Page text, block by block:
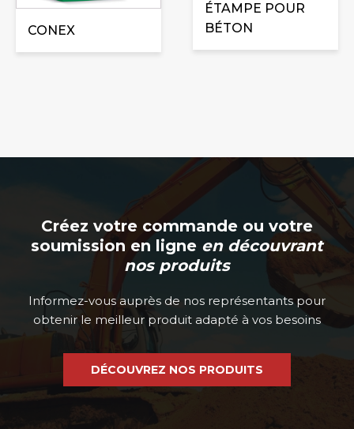
CONEX
ÉTAMPE POUR
BÉTON
Créez votre commande ou votre
soumission en ligne en découvrant
nos produits
Informez-vous auprès de nos représentants pour
obtenir le meilleur produit adapté à vos besoins
DÉCOUVREZ NOS PRODUITS